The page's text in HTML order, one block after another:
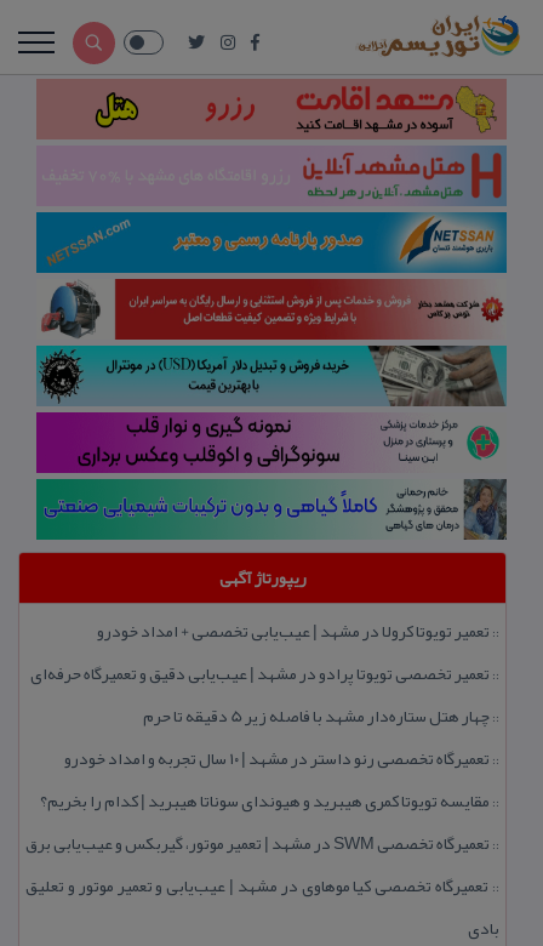
ریپورتاژ آگهی
:: تعمیر تویوتا كرولا در مشهد | عیب‌یابی تخصصی + امداد خودرو
:: تعمیر تخصصی تویوتا پرادو در مشهد | عیب‌یابی دقیق و تعمیرگاه حرفه‌ای
::چهار هتل‌ ستاره‌دار مشهد با فاصله زیر 5 دقیقه تا حرم
:: تعمیرگاه تخصصی رنو داستر در مشهد | ۱۰ سال تجربه و امداد خودرو
:: مقایسه تویوتا كمری هیبرید و هیوندای سوناتا هیبرید | كدام را بخریم؟
:: تعمیرگاه تخصصی SWM در مشهد | تعمیر موتور، گیربكس و عیب‌یابی برق
:: تعمیرگاه تخصصی كیا موهاوی در مشهد | عیب‌یابی و تعمیر موتور و تعلیق
بادی